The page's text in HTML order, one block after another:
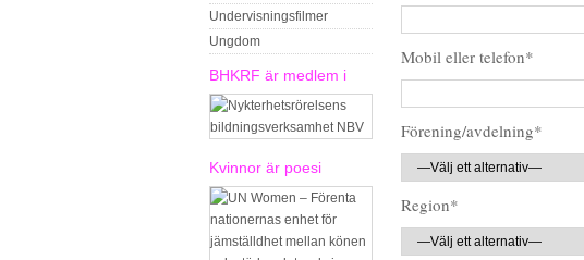
Undervisningsfilmer
Ungdom
BHKRF är medlem i
Kvinnor är poesi
Mobil eller telefon*
Förening/avdelning*
Region*